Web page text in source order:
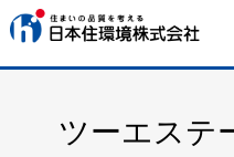
ツーエステ